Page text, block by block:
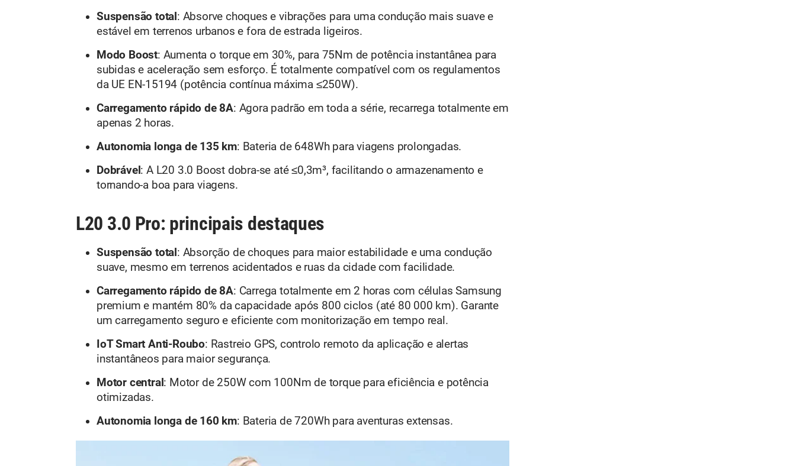
Suspensão total: Absorve choques e vibrações para uma condução mais suave e
estável em terrenos urbanos e fora de estrada ligeiros.
Modo Boost: Aumenta o torque em 30%, para 75Nm de potência instantânea para
subidas e aceleração sem esforço. É totalmente compatível com os regulamentos
da UE EN-15194 (potência contínua máxima ≤250W).
Carregamento rápido de 8A: Agora padrão em toda a série, recarrega totalmente em
apenas 2 horas.
Autonomia longa de 135 km: Bateria de 648Wh para viagens prolongadas.
Dobrável: A L20 3.0 Boost dobra-se até ≤0,3m³, facilitando o armazenamento e
tornando-a boa para viagens.
L20 3.0 Pro: principais destaques
Suspensão total: Absorção de choques para maior estabilidade e uma condução
suave, mesmo em terrenos acidentados e ruas da cidade com facilidade.
Carregamento rápido de 8A: Carrega totalmente em 2 horas com células Samsung
premium e mantém 80% da capacidade após 800 ciclos (até 80 000 km). Garante
um carregamento seguro e eficiente com monitorização em tempo real.
IoT Smart Anti-Roubo: Rastreio GPS, controlo remoto da aplicação e alertas
instantâneos para maior segurança.
Motor central: Motor de 250W com 100Nm de torque para eficiência e potência
otimizadas.
Autonomia longa de 160 km: Bateria de 720Wh para aventuras extensas.